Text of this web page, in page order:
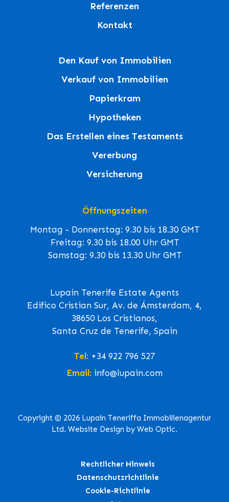
Referenzen
Kontakt
Den Kauf von Immobilien
Verkauf von Immobilien
Papierkram
Hypotheken
Das Erstellen eines Testaments
Vererbung
Versicherung
Öffnungszeiten
Montag - Donnerstag: 9.30 bis 18.30 GMT
Freitag: 9.30 bis 18.00 Uhr GMT
Samstag: 9.30 bis 13.30 Uhr GMT
Lupain Tenerife Estate Agents
Edifico Cristian Sur, Av. de Ámsterdam, 4,
38650 Los Cristianos,
Santa Cruz de Tenerife, Spain
Tel: +34 922 796 527
Email: info@lupain.com
Copyright © 2026 Lupain Teneriffa Immobilienagentur
Ltd. Website Design by Web Optic.
Rechtlicher Hinweis
Datenschutzrichtlinie
Cookie-Richtlinie